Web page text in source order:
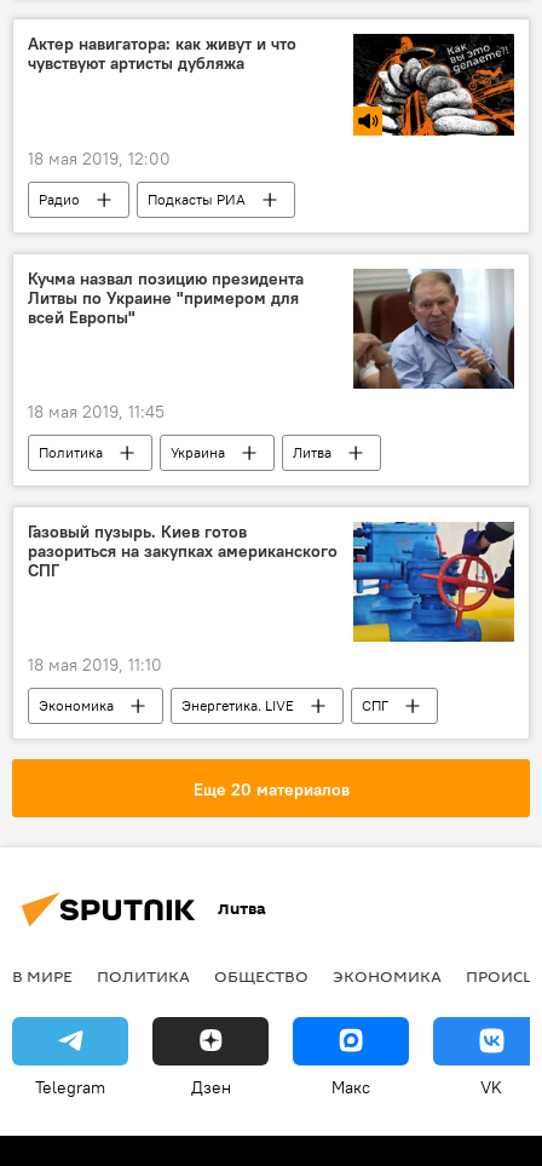
Актер навигатора: как живут и что
чувствуют артисты дубляжа
18 мая 2019, 12:00
Радио Подкасты РИА
Кучма назвал позицию президента
Литвы по Украине "примером для
всей Европы"
18 мая 2019, 11:45
Политика Украина
Литва
Даля Грибаускайте
Президентские выборы в Литве — 2019
Газовый пузырь. Киев готов
разориться на закупках американского
СПГ
18 мая 2019, 11:10
Экономика Энергетика. LIVE
СПГ
поставки СПГ
Украина
Еще 20 материалов
Литва
В МИРЕ ПОЛИТИКА ОБЩЕСТВО ЭКОНОМИКА
Telegram Дзен Макс VK